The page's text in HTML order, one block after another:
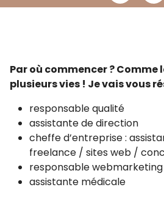
Par où commencer ? Comme
plusieurs vies ! Je vais vous
responsable qualité
assistante de direction
cheffe d’entreprise :
freelance / sites web /
responsable webmarketing
assistante médicale